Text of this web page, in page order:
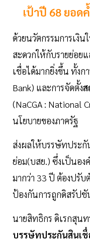
เป้าปี 68 ยอ
ด้วยนวัตกรรมการเงิ
สะดวกให้กับรายย่อย
เชื่อได้มากยิ่งขึ้น ทั้งก
Bank) และการจัดตั้ง
(NaCGA : National
นโยบายของภาครัฐ
ส่งผลให้บรรษัทประ
ย่อม(บสย.) ซึ่งเป็นอง
มากว่า 33 ปี ต้องปรั
ป้องกันการถูกดิสรัปชั
นายสิทธิกร ดิเรกสุน
บรรษัทประกันสินเ